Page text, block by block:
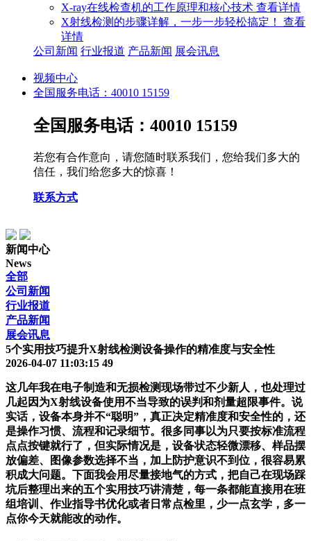
X-ray在线检查机的工作原理和核心技术 查看详情
X射线检测的步骤详解，一步一步轻松搞定！ 查看
详情
公司新闻 行业报道 产品新闻 展会讯息
视频中心
全国服务电话：40010 15159
全国服务电话：40010 15159
若您有合作意向，请您随时联系我们，您给我们多大的
信任，我们给您多大的惊喜！
联系方式
新闻中心
News
全部
公司新闻
行业报道
产品新闻
展会讯息
5个实用技巧提升X射线检测设备操作的精准度与安全性
2026-04-07 11:03:15 49
这几年我在电子制造和无损检测现场带过不少新人，也处理过
几起因为X射线设备使用不当导致的误判和剂量超限事件。说
实话，设备本身并不“聪明”，真正决定精准度和安全性的，还
是操作习惯、流程和记录细节。很多同事以为只要按标准流程
点点按键就行了，但实际情况是，设备状态轻微漂移、样品摆
放偏差、图像参数选择不当，加上防护意识不到位，很容易累
积成大问题。下面我会用尽量接地气的方式，把自己在现场踩
坑后整理出来的五个实用技巧讲清楚，每一条都能直接用在班
组培训、作业指导书优化或者日常点检里，少一点玄学，多一
点你今天就能改的动作。